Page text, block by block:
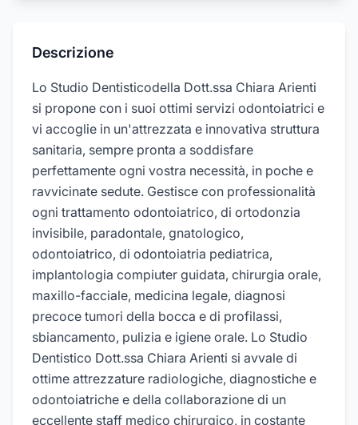
Descrizione
Lo Studio Dentisticodella Dott.ssa Chiara Arienti
si propone con i suoi ottimi servizi odontoiatrici e
vi accoglie in un'attrezzata e innovativa struttura
sanitaria, sempre pronta a soddisfare
perfettamente ogni vostra necessità, in poche e
ravvicinate sedute. Gestisce con professionalità
ogni trattamento odontoiatrico, di ortodonzia
invisibile, paradontale, gnatologico,
odontoiatrico, di odontoiatria pediatrica,
implantologia compiuter guidata, chirurgia orale,
maxillo-facciale, medicina legale, diagnosi
precoce tumori della bocca e di profilassi,
sbiancamento, pulizia e igiene orale. Lo Studio
Dentistico Dott.ssa Chiara Arienti si avvale di
ottime attrezzature radiologiche, diagnostiche e
odontoiatriche e della collaborazione di un
eccellente staff medico chirurgico, in costante